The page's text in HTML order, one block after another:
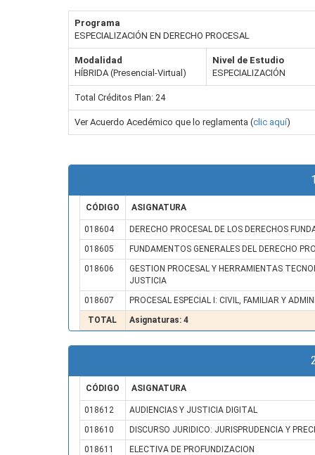
Programa
ESPECIALIZACIÓN EN DERECHO PROCESAL
Modalidad
HÍBRIDA (Presencial-Virtual)
Nivel de Estudio
ESPECIALIZACIÓN
Total Créditos Plan: 24
Ver Acuerdo Acedémico que lo reglamenta (clic aquí)
CÓDIGO ASIGNATURA
018604
DERECHO PROCESAL DE LOS DERECHOS
018605
FUNDAMENTOS GENERALES DEL DERECHO
018606
GESTION PROCESAL Y HERRAMIENTAS
JUSTICIA
018607
PROCESAL ESPECIAL I: CIVIL, FAMILIAR Y
TOTAL
Asignaturas: 4
CÓDIGO ASIGNATURA
018612
AUDIENCIAS Y JUSTICIA DIGITAL
018610
DISCURSO JURIDICO: JURISPRUDENCIA Y
018611
ELECTIVA DE PROFUNDIZACION